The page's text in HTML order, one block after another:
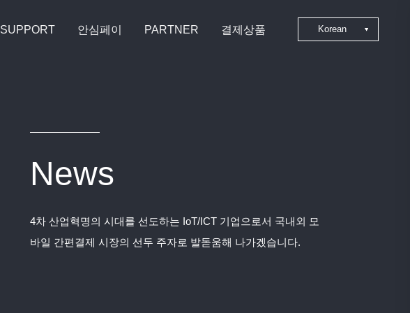
SUPPORT 안심페이 PARTNER 결제상품 Korean
News
4차 산업혁명의 시대를 선도하는 IoT/ICT 기업으로서 국내외 모
바일 간편결제 시장의 선두 주자로 발돋움해 나가겠습니다.